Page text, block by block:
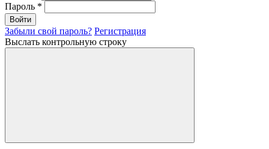
Пароль *
Войти
Забыли свой пароль? Регистрация
Выслать контрольную строку